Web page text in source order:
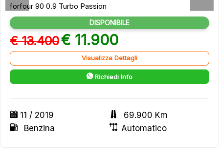
forfour 90 0.9 Turbo Passion
DISPONIBILE
€ 13.400€ 11.900
Visualizza Dettagli
Richiedi Info
11 / 2019
69.900 Km
Benzina
Automatico